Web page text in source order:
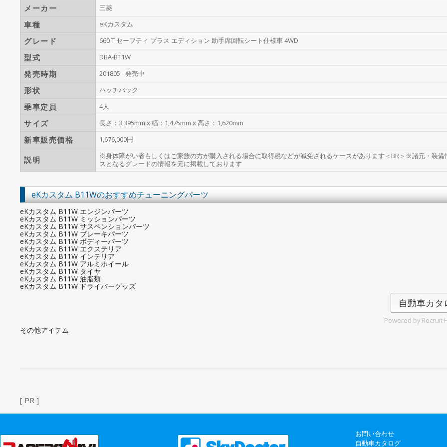
メーカー 三菱
車種 eKカスタム
グレード 660 T セーフティ プラス エディション 助手席回転シート仕様車 4WD
型式 DBA-B11W
発売時期 201805 - 発売中
形状 ハッチバック
乗車定員 4人
サイズ 長さ：3,395mm x 幅：1,475mm x 高さ：1,620mm
新車販売価格 1,676,000円
説明
※身体障がい者もしくはご家族の方が購入される場合に取得税などが減免されるケースがあります＜BR＞※諸元・装備
スとなるグレードの情報を元に掲載しております
eKカスタム B11Wのおすすめチューニングパーツ
eKカスタム B11W エンジンパーツ
eKカスタム B11W ミッションパーツ
eKカスタム B11W サスペンションパーツ
eKカスタム B11W ブレーキパーツ
eKカスタム B11W ボディーパーツ
eKカスタム B11W エクステリア
eKカスタム B11W インテリア
eKカスタム B11W アルミホイール
eKカスタム B11W タイヤ
eKカスタム B11W 油脂類
eKカスタム B11W ドライバーグッズ
自動車カタ
Powered by Recruit
その他アイテム
[ PR ]
お問い合わせ
自動車カタログ